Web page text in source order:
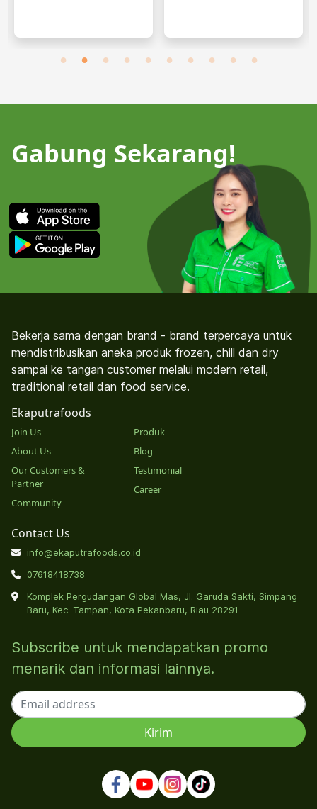
Gabung Sekarang!
Bekerja sama dengan brand - brand terpercaya untuk
mendistribusikan aneka produk frozen, chill dan dry
sampai ke tangan customer melalui modern retail,
traditional retail dan food service.
Ekaputrafoods
Join Us
About Us
Our Customers &
Partner
Community
Produk
Blog
Testimonial
Career
Contact Us
info@ekaputrafoods.co.id
07618418738
Komplek Pergudangan Global Mas, Jl. Garuda Sakti, Simpang
Baru, Kec. Tampan, Kota Pekanbaru, Riau 28291
Subscribe untuk mendapatkan promo
menarik dan informasi lainnya.